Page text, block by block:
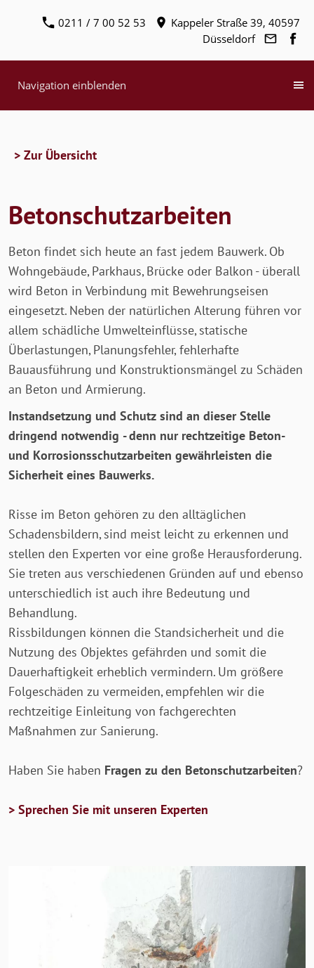
0211 / 7 00 52 53
Kappeler Straße 39, 40597
Düsseldorf
Navigation einblenden
> Zur Übersicht
Betonschutzarbeiten
Beton findet sich heute an fast jedem Bauwerk. Ob
Wohngebäude, Parkhaus, Brücke oder Balkon - überall
wird Beton in Verbindung mit Bewehrungseisen
eingesetzt. Neben der natürlichen Alterung führen vor
allem schädliche Umwelteinflüsse, statische
Überlastungen, Planungsfehler, fehlerhafte
Bauausführung und Konstruktionsmängel zu Schäden
an Beton und Armierung.
Instandsetzung und Schutz sind an dieser Stelle
dringend notwendig - denn nur rechtzeitige Beton-
und Korrosionsschutzarbeiten gewährleisten die
Sicherheit eines Bauwerks.
Risse im Beton gehören zu den alltäglichen
Schadensbildern, sind meist leicht zu erkennen und
stellen den Experten vor eine große Herausforderung.
Sie treten aus verschiedenen Gründen auf und ebenso
unterschiedlich ist auch ihre Bedeutung und
Behandlung.
Rissbildungen können die Standsicherheit und die
Nutzung des Objektes gefährden und somit die
Dauerhaftigkeit erheblich vermindern. Um größere
Folgeschäden zu vermeiden, empfehlen wir die
rechtzeitige Einleitung von fachgerechten
Maßnahmen zur Sanierung.
Haben Sie haben Fragen zu den Betonschutzarbeiten?
> Sprechen Sie mit unseren Experten